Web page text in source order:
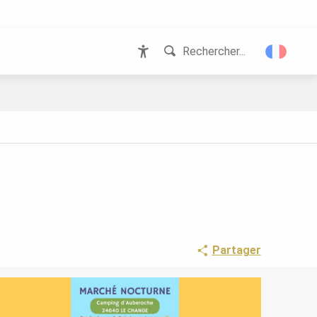
Rechercher...
Partager